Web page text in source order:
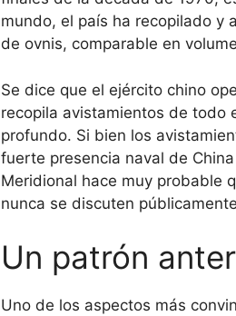
mundo, el país ha recopilado y
de ovnis, comparable en
Se dice que el ejército chino
recopila avistamientos de todo
profundo. Si bien los
fuerte presencia naval de
Meridional hace muy probable
nunca se discuten
Un patrón
Uno de los aspectos más